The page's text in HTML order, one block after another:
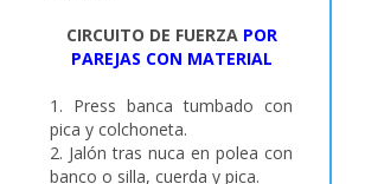
CIRCUITO DE FUERZA POR
PAREJAS CON MATERIAL
1. Press banca tumbado con
pica y colchoneta.
2. Jalón tras nuca en polea con
banco o silla, cuerda y pica.